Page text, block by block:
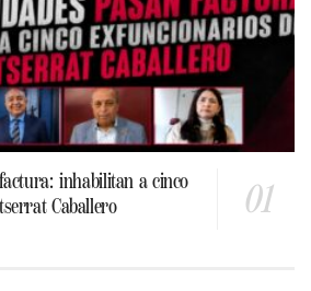
inhabilitan a cinco
Caballero